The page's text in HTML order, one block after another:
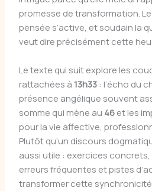
promesse de transformation.
pensée s’active, et soudain la
veut dire précisément cette
Le texte qui suit explore les
rattachées à 13h33 : l’écho du
présence angélique souvent
somme qui mène au 46et les
pour la vie affective,
Plutôt qu’un discours
aussi utile : exercices
erreurs fréquentes et pistes
transformer cette synchronicité